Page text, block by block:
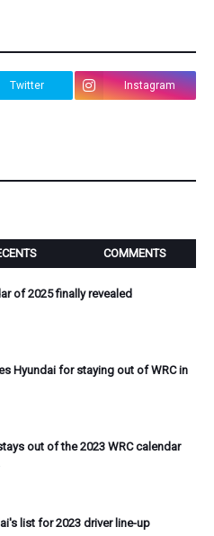
Twitter Instagram
COMMENTS
of 2025 finally revealed
Hyundai for staying out of WRC in
out of the 2023 WRC calendar
list for 2023 driver line-up